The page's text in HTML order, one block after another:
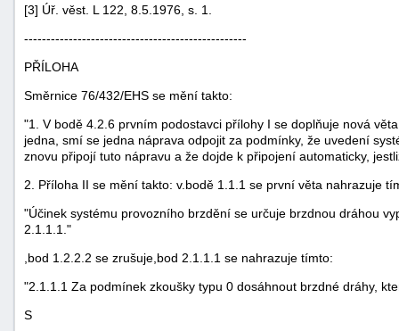
[3] Úř. věst. L 122, 8.5.1976, s. 1.
--------------------------------------------------
PŘÍLOHA
Směrnice 76/432/EHS se mění takto:
"1. V bodě 4.2.6 prvním podostavci přílohy I se doplňuje nová
jedna, smí se jedna náprava odpojit za podmínky, že uvedení
znovu připojí tuto nápravu a že dojde k připojení automaticky,
2. Příloha II se mění takto: v.bodě 1.1.1 se první věta nahrazuje
"Účinek systému provozního brzdění se určuje brzdnou dráhou
2.1.1.1."
,bod 1.2.2.2 se zrušuje,bod 2.1.1.1 se nahrazuje tímto:
"2.1.1.1 Za podmínek zkoušky typu 0 dosáhnout brzdné dráhy,
S